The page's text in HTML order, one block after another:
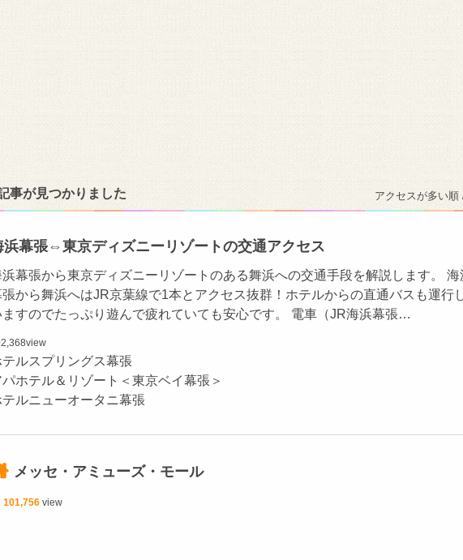
事が見つかりました アクセスが多い
浜幕張⇔東京ディズニーリゾートの交通アクセス
浜幕張から東京ディズニーリゾートのある舞浜への交通手段を解説します。 海
張から舞浜へはJR京葉線で1本とアクセス抜群！ホテルからの直通バスも運行
ますのでたっぷり遊んで疲れていても安心です。 電車（JR海浜幕張…
view
テルスプリングス幕張
パホテル＆リゾート＜東京ベイ幕張＞
テルニューオータニ幕張
メッセ・アミューズ・モール
101,756 view